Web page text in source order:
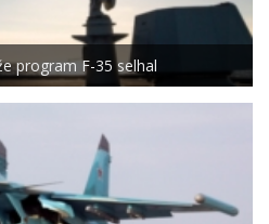
program F-35 selhal